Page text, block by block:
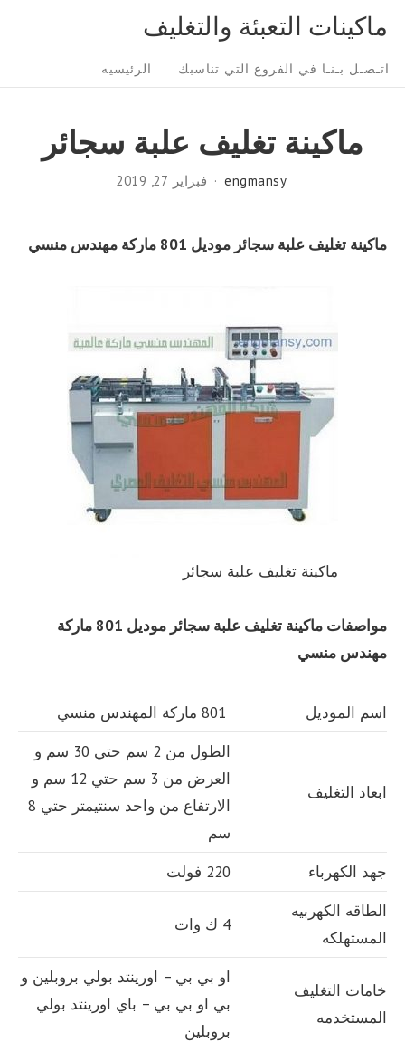
content
ماكينات التعبئة والتغليف
Site
Navigation
اتـصـل بـنـا في الفروع التي تناسبك الرئيسيه
ماكينة تغليف علبة سجائر
engmansy فبراير 27, 2019
ماكينة تغليف علبة سجائر موديل 801 ماركة مهندس منسي
ماكينة تغليف علبة سجائر
مواصفات ماكينة تغليف علبة سجائر
موديل 801 ماركة
مهندس منسي
اسم الموديل
ابعاد التغليف
الطول من 2 سم حتي 30 سم و
العرض من 3 سم حتي 12 سم و
الارتفاع من واحد سنتيمتر حتي 8
سم
جهد الكهرباء
220 فولت
الطاقه الكهربيه
المستهلكه
4 ك وات
خامات التغليف
المستخدمه
او بي بي – اورينتد بولي بروبلين و
بي او بي بي – باي اورينتد بولي
بروبلين